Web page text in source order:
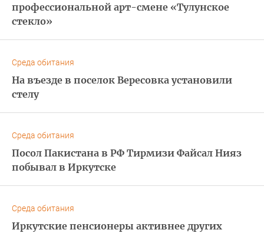
профессиональной арт-смене «Тулунское
стекло»
Среда обитания
На въезде в поселок Вересовка установили
стелу
Среда обитания
Посол Пакистана в РФ Тирмизи Файсал Нияз
побывал в Иркутске
Среда обитания
Иркутские пенсионеры активнее других